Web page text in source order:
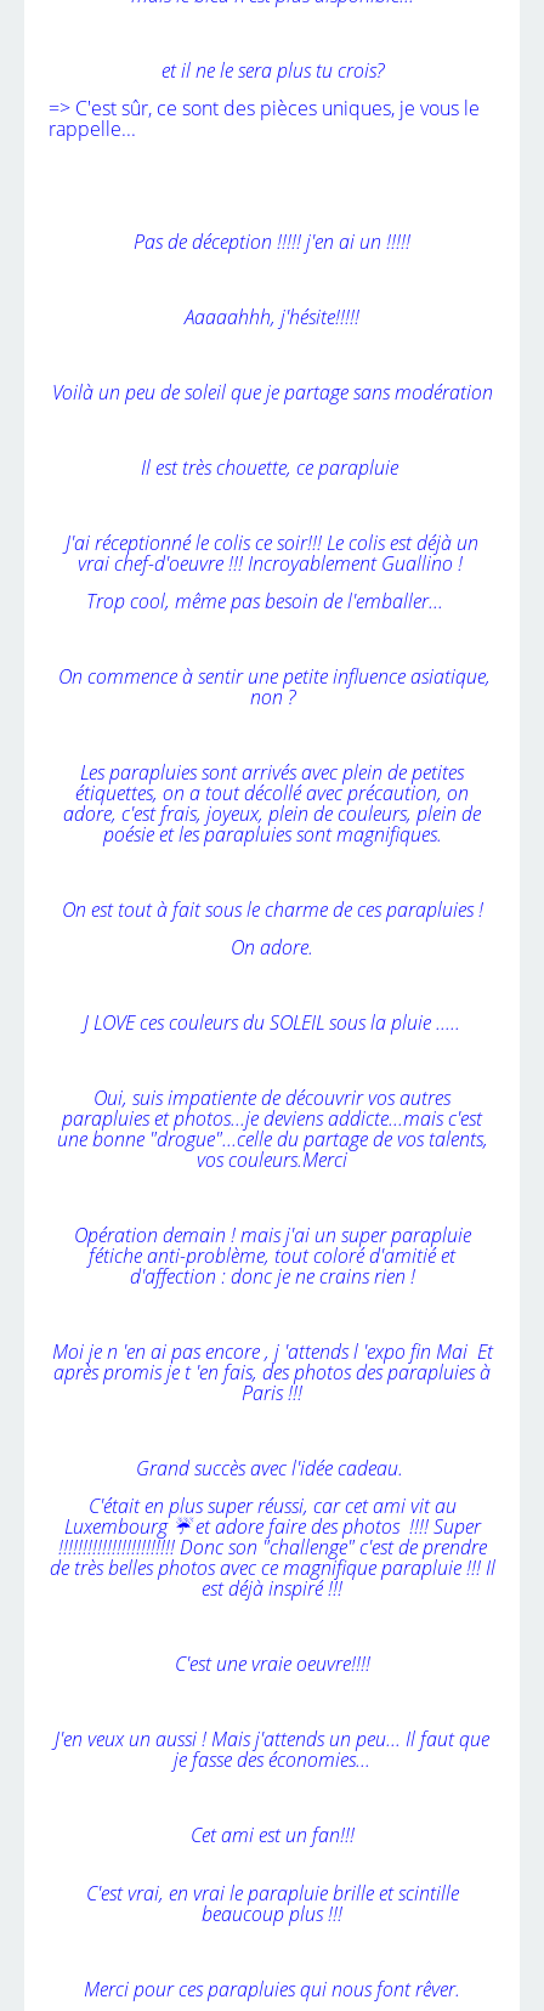
et il ne le sera plus tu crois?
=> C'est sûr, ce sont des pièces uniques, je vous le
rappelle...
Pas de déception !!!!!j'en ai un !!!!!
Aaaaahhh, j'hésite!!!!!
Voilà un peu de soleil que je partage sans modération
Il est très chouette, ce parapluie
J'ai réceptionné le colis ce soir!!! Le colis est déjà un
vrai chef-d'oeuvre !!! Incroyablement Guallino !
Trop cool, même pas besoin de l'emballer...
On commence à sentir une petite influence asiatique,
non ?
Les parapluies sont arrivés avec plein de petites
étiquettes, on a tout décollé avec précaution, on
adore, c'est frais, joyeux, plein de couleurs, plein de
poésie et les parapluies sont magnifiques.
On est tout à fait sous le charme de ces parapluies !
On adore.
J LOVE ces couleurs du SOLEIL sous la pluie .....
Oui, suis impatiente de découvrir vos autres
parapluies et photos...je deviens addicte...mais c'est
une bonne "drogue"...celle du partage de vos talents,
vos couleurs.Merci
Opération demain ! mais j'ai un super parapluie
fétiche anti-problème, tout coloré d'amitié et
d'affection : donc je ne crains rien !
Moi je n 'en ai pas encore , j 'attends l 'expo fin Mai Et
après promis je t 'en fais, des photos des parapluies à
Paris !!!
Grand succès avec l'idée cadeau.
C'était en plus super réussi, car cet ami vit au
Luxembourg ☔et adore faire des photos !!!!Super
!!!!!!!!!!!!!!!!!!!!!!!!Donc son "challenge" c'est de prendre
de très belles photos avec ce magnifique parapluie !!!Il
est déjà inspiré !!!
C'est une vraie oeuvre!!!!
J'en veux un aussi ! Mais j'attends un peu... Il faut que
je fasse des économies...
Cet ami est un fan!!!
C'est vrai, en vrai le parapluie brille et scintille
beaucoup plus !!!
Merci pour ces parapluies qui nous font rêver.